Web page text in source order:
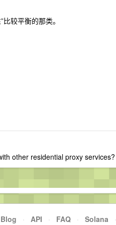
较平衡的那类。
other residential proxy services?
Blog · API · FAQ · Solana ·